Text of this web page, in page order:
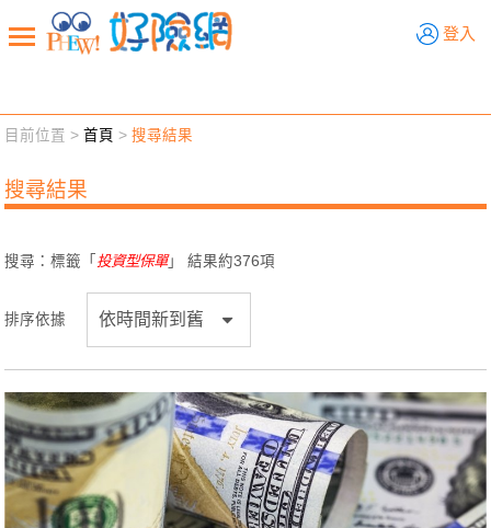
登入
新聞觀點 業務交流
退休先準備 好險學堂 輔銷工具 活動專區
目前位置 >首頁 >搜尋結果
搜尋結果
搜尋：標籤「 投資型保單」 結果約376項
排序依據